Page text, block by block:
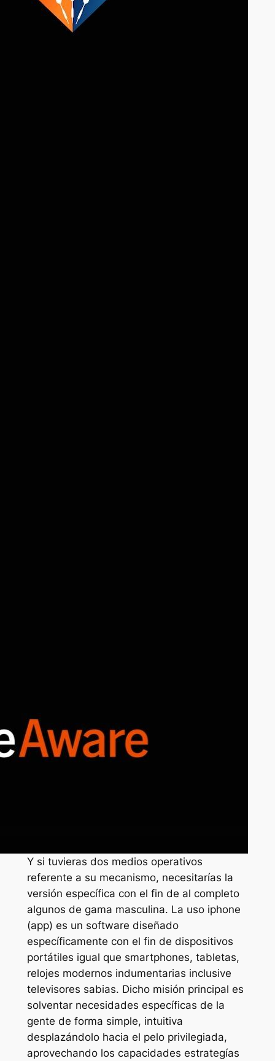
Y si tuvieras dos medios operativos
referente a su mecanismo, necesitarías la
versión específica con el fin de al completo
algunos de gama masculina. La uso iphone
(app) es un software diseñado
específicamente con el fin de dispositivos
portátiles igual que smartphones, tabletas,
relojes modernos indumentarias inclusive
televisores sabias. Dicho misión principal es
solventar necesidades específicas de la
gente de forma simple, intuitiva
desplazándolo hacia el pelo privilegiada,
aprovechando los capacidades estrategías